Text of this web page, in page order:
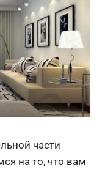
части
на то, что вам